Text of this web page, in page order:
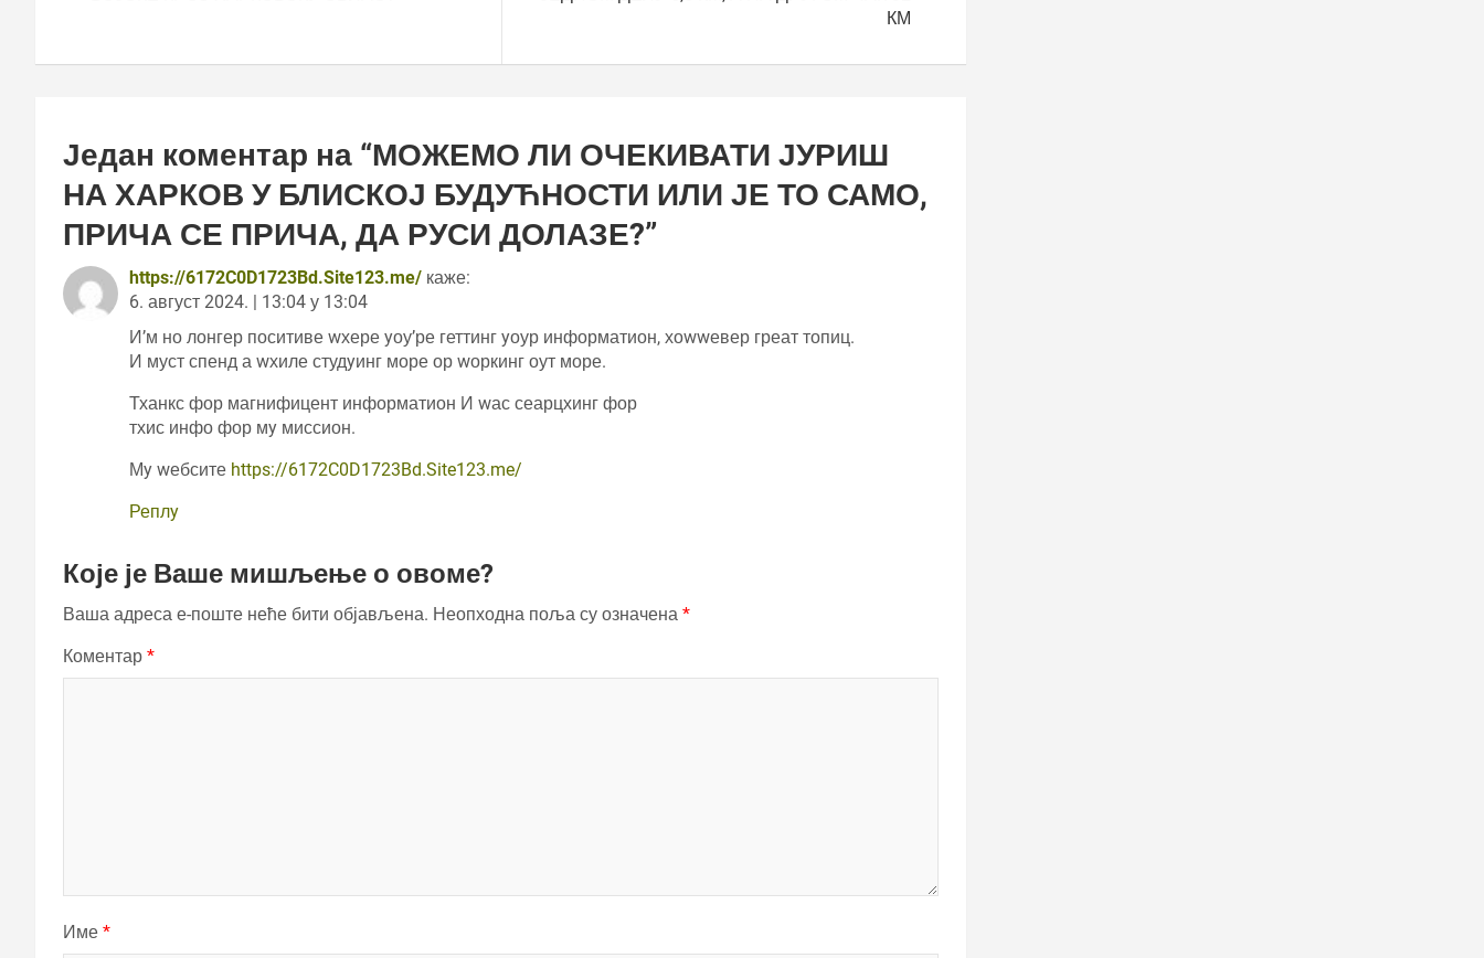
КМ
Један коментар на “МОЖЕМО ЛИ ОЧЕКИВАТИ ЈУРИШ
НА ХАРКОВ У БЛИСКОЈ БУДУЋНОСТИ ИЛИ ЈЕ ТО САМО,
ПРИЧА СЕ ПРИЧА, ДА РУСИ ДОЛАЗЕ?”
https://6172C0D1723Bd.Site123.me/ каже:
6. август 2024. | 13:04 у 13:04
И’м но лонгер поситиве wхере yоу’ре геттинг yоур информатион, хоwwевер греат топиц.
И муст спенд а wхиле студyинг море ор wоркинг оут море.
Тханкс фор магнифицент информатион И wас сеарцхинг фор
тхис инфо фор мy миссион.
Мy wебсите https://6172C0D1723Bd.Site123.me/
Реплy
Које је Ваше мишљење о овоме?
Ваша адреса е-поште неће бити објављена. Неопходна поља су означена *
Коментар *
Име *